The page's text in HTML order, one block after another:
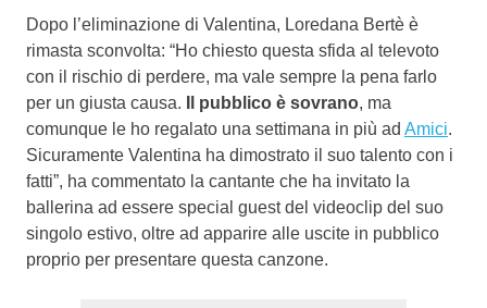
Dopo l’eliminazione di Valentina, Loredana Bertè è
rimasta sconvolta: “Ho chiesto questa sfida al televoto
con il rischio di perdere, ma vale sempre la pena farlo
per un giusta causa.
Il pubblico è sovrano, ma
comunque le ho regalato una settimana in più ad Amici.
Sicuramente Valentina ha dimostrato il suo talento con i
fatti”, ha commentato la cantante che ha invitato la
ballerina ad essere special guest del videoclip del suo
singolo estivo, oltre ad apparire alle uscite in pubblico
proprio per presentare questa canzone.